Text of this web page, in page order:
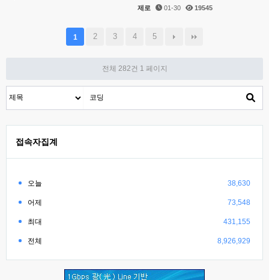
제로 01-30 19545
1 2 3 4 5
전체 282건 1 페이지
접속자집계
오늘 38,630
어제 73,548
최대 431,155
전체 8,926,929